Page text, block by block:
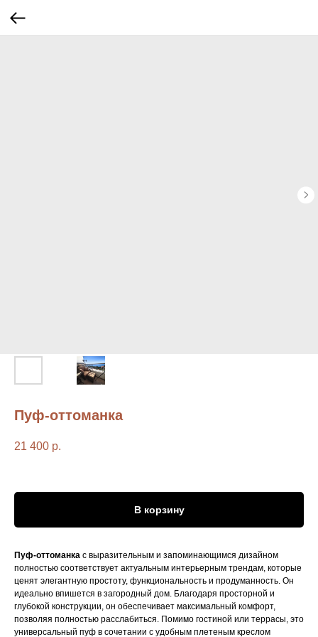
Пуф-оттоманка
21 400 р.
В корзину
Пуф-оттоманка с выразительным и запоминающимся дизайном
полностью соответствует актуальным интерьерным трендам, которые
ценят элегантную простоту, функциональность и продуманность. Он
идеально впишется в загородный дом. Благодаря просторной и
глубокой конструкции, он обеспечивает максимальный комфорт,
позволяя полностью расслабиться. Помимо гостиной или террасы, это
универсальный пуф в сочетании с удобным плетеным креслом